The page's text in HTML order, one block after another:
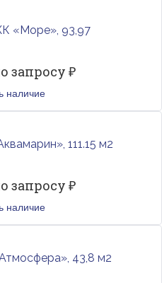
«Море», 93,97
запросу ₽
наличие
111.15 м2
запросу ₽
наличие
43,8 м2